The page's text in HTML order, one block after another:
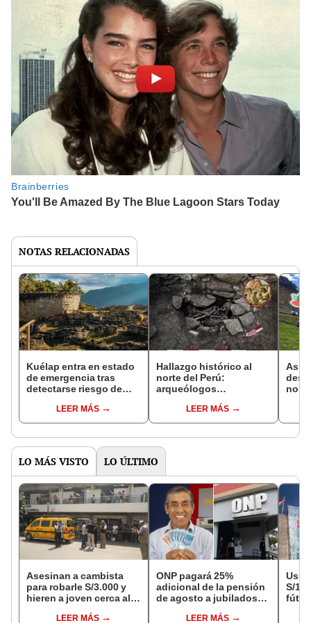
NOTAS RELACIONADAS
Kuélap entra en estado
de emergencia tras
detectarse riesgo de
estructuras por fuertes
lluvias
LEER MÁS
Hallazgo histórico al
norte del Perú:
arqueólogos
funeraria única en su
tipo que perteneció a
los Aztecas
LEER MÁS
Así
Los
LO MÁS VISTO LO ÚLTIMO
Asesinan a cambista
para robarle S/3.000 y
hieren a joven cerca al
CercadoLEER MÁS
ONP pagará 25%
adicional de la pensión
de agosto a jubilados
requisito: ¿cómo saber
LEER MÁS
S/